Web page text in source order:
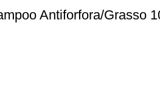
Antiforfora/Grasso